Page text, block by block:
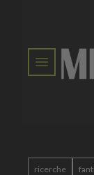
ricerche